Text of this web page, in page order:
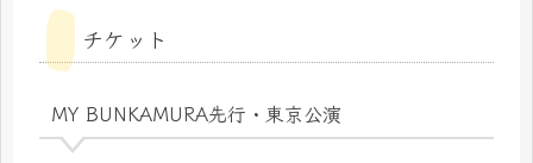
チケット
MY BUNKAMURA先行・東京公演